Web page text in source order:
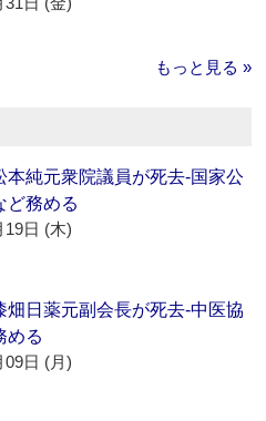
もっと見る »
本純元衆院議員が死去‐国家公
ど務める
19日 (木)
畑日薬元副会長が死去‐中医協
める
09日 (月)